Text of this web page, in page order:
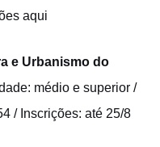
aqui
e Urbanismo do
médio e superior /
/ Inscrições: até 25/8